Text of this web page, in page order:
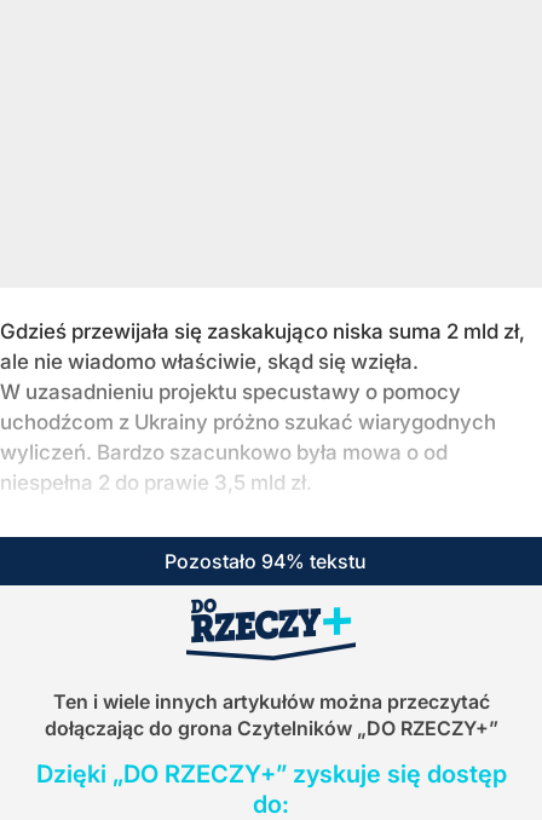
Gdzieś przewijała się zaskakująco niska suma 2 mld zł,
ale nie wiadomo właściwie, skąd się wzięła.
W uzasadnieniu projektu specustawy o pomocy
uchodźcom z Ukrainy próżno szukać wiarygodnych
wyliczeń. Bardzo szacunkowo była mowa o od
niespełna 2 do prawie 3,5 mld zł.
Pozostało 94% tekstu
Ten i wiele innych artykułów można przeczytać
dołączając do grona Czytelników „DO RZECZY+”
Dzięki „DO RZECZY+” zyskuje się dostęp
do: